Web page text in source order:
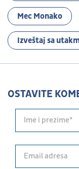
Mec Monako
Izveštaj sa
OSTAVITE